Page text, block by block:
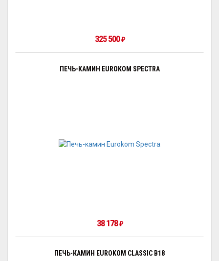
325 500₽
ПЕЧЬ-КАМИН EUROKOM SPECTRA
38 178₽
ПЕЧЬ-КАМИН EUROKOM CLASSIC B18